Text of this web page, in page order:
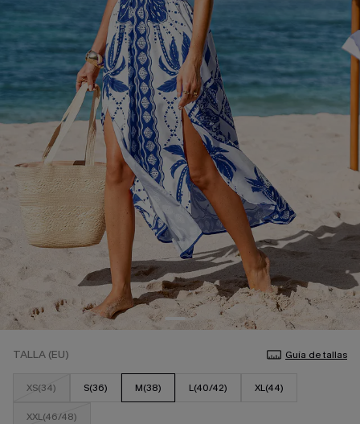
TALLA (EU) Guía de tallas
XS(34) S(36) M(38) L(40/42) XL(44)
XXL(46/48)